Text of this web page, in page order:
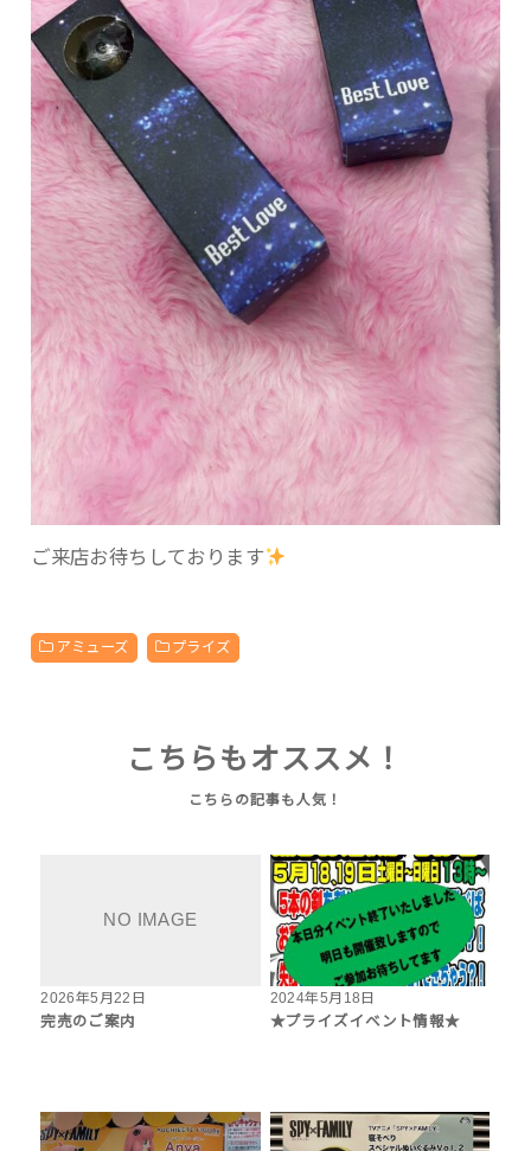
ご来店お待ちしております
アミューズ プライズ
こちらもオススメ！
2026年5月22日
完売のご案内
2024年5月18日
★プライズイベント情報★